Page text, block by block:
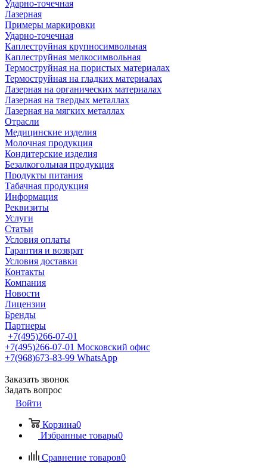
Ударно-точечная
Лазерная
Примеры маркировки
Ударно-точечная
Каплеструйная крупносимвольная
Каплеструйная мелкосимвольная
Термоструйная на пористых материалах
Термоструйная на гладких материалах
Лазерная на органических материалах
Лазерная на твердых металлах
Лазерная на мягких металлах
Отрасли
Медицинские изделия
Молочная продукция
Кондитерские изделия
Безалкогольная продукция
Продукты питания
Табачная продукция
Информация
Реквизиты
Услуги
Статьи
Условия оплаты
Гарантия и возврат
Условия доставки
Контакты
Компания
Новости
Лицензии
Бренды
Партнеры
+7(495)266-07-01
+7(495)266-07-01 Московский офис
+7(968)673-83-99 WhatsApp
Заказать звонок
Задать вопрос
Войти
Корзина0
Избранные товары0
Сравнение товаров0